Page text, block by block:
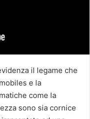
il legame che
e la
come la
sono sia cornice